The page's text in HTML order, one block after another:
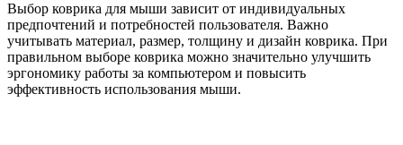
Выбор коврика для мыши зависит от индивидуальных
предпочтений и потребностей пользователя. Важно
учитывать материал, размер, толщину и дизайн коврика. При
правильном выборе коврика можно значительно улучшить
эргономику работы за компьютером и повысить
эффективность использования мыши.